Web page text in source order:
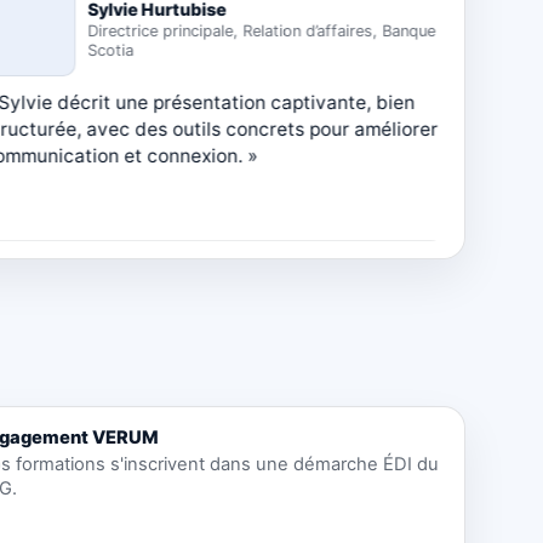
Richard Verreault
Auditeur en sécurité alimentaire, Les Fermes
Hudson Valley
parle d’une communication inspirante et
et d’un investissement rentable pour
organisation. »
VERUM
formations s'inscrivent dans une démarche ÉDI du